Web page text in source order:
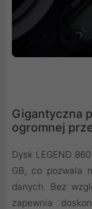
Gigantyczna
ogromnej
Dysk LEGEND
GB, co pozwala
danych. Bez
zapewnia